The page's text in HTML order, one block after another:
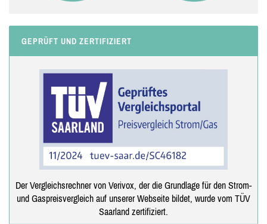
GEPRÜFT UND ZERTIFIZIERT
Der Vergleichsrechner von Verivox, der die Grundlage für den Strom-
und Gaspreisvergleich auf unserer Webseite bildet, wurde vom TÜV
Saarland zertifiziert.